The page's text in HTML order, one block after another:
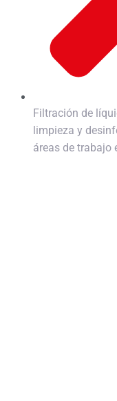
Filtración de
limpieza y
áreas de trabajo